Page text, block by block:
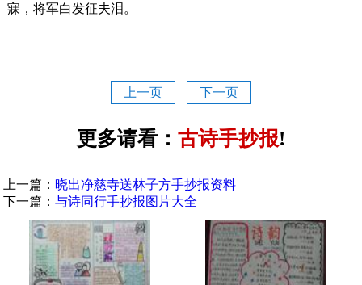
寐，将军白发征夫泪。
上一页 下一页
更多请看： 古诗手抄报!
上一篇： 晓出净慈寺送林子方手抄报资料
下一篇：与诗同行手抄报图片大全